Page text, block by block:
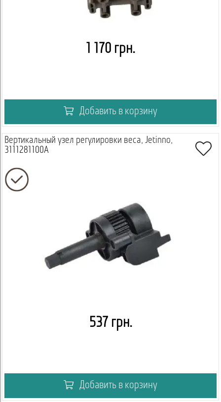
1 170 грн.
Добавить в корзину
Вертикальный узел регулировки веса, Jetinno,
3111281100A
537 грн.
Добавить в корзину